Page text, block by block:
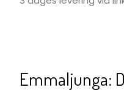
Emmaljunga: